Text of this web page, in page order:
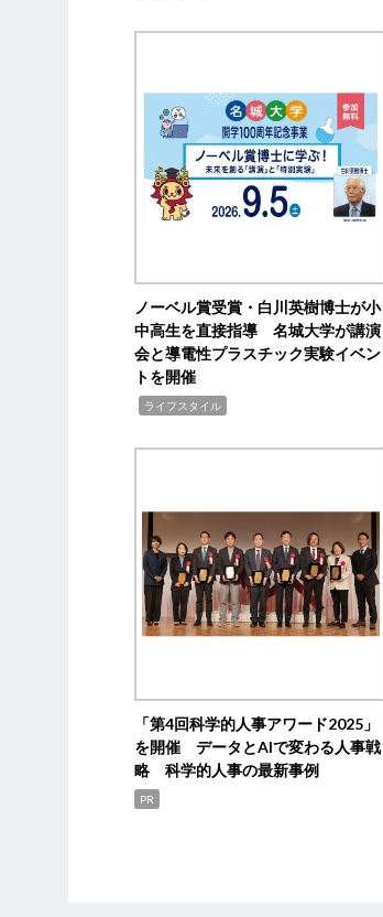
ノーベル賞受賞・白川英樹博士が小
中高生を直接指導 名城大学が講演
会と導電性プラスチック実験イベン
トを開催
ライフスタイル
「第4回科学的人事アワード2025」
を開催 データとAIで変わる人事戦
略 科学的人事の最新事例
PR